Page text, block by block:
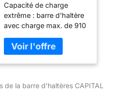
olympique IWF pour
hommes, Barre
Olympique,
Long:220 cm,
Poids:20 kg,
Support:50 mm Ø,
Poignée :28 mm Ø,
kg, Acier, argent
Capacité de charge
extrême : barre d'haltère
avec charge max. de 910
la traction jusqu'à
200.000 PSI | Barre
olympique hommes
long, 20 kg, manchons
de la barre d’haltères CAPITAL